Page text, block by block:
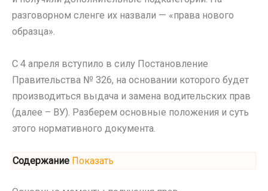
разговорном сленге их назвали — «права нового
образца».
С 4 апреля вступило в силу Постановление
Правительства № 326, на основании которого будет
производиться выдача и замена водительских прав
(далее – ВУ). Разберем основные положения и суть
этого нормативного документа.
Содержание Показать